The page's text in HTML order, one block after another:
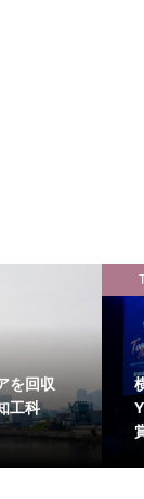
を回収
工科